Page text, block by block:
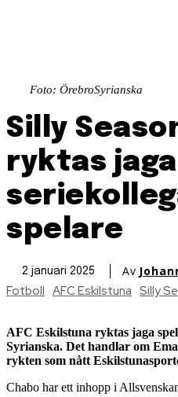
Foto: ÖrebroSyrianska
Silly
ryktas jaga
spelare
2 januari 2025 Av
Fotboll AFC Eskilstuna Silly
AFC Eskilstuna ryktas jaga
Syrianska. Det handlar om
rykten som nått
Chabo har ett inhopp i